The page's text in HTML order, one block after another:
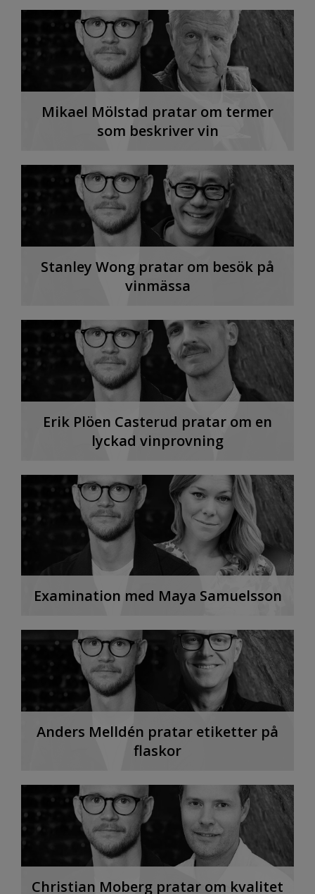
Mikael Mölstad pratar om termer
som beskriver vin
Stanley Wong pratar om besök på
vinmässa
Erik Plöen Casterud pratar om en
lyckad vinprovning
Examination med Maya Samuelsson
Anders Melldén pratar etiketter på
flaskor
Christian Moberg pratar om kvalitet